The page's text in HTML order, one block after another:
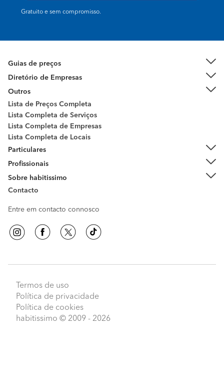
Gratuito e sem compromisso.
Guias de preços
Diretório de Empresas
Outros
Lista de Preços Completa
Lista Completa de Serviços
Lista Completa de Empresas
Lista Completa de Locais
Particulares
Profissionais
Sobre habitissimo
Contacto
Entre em contacto connosco
Termos de uso
Política de privacidade
Política de cookies
habitissimo © 2009 - 2026